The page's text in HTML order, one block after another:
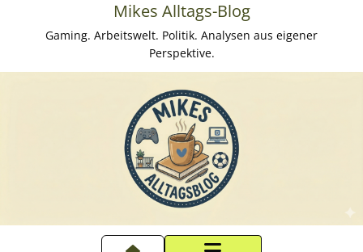
Mikes Alltags-Blog
Gaming. Arbeitswelt. Politik. Analysen aus eigener
Perspektive.